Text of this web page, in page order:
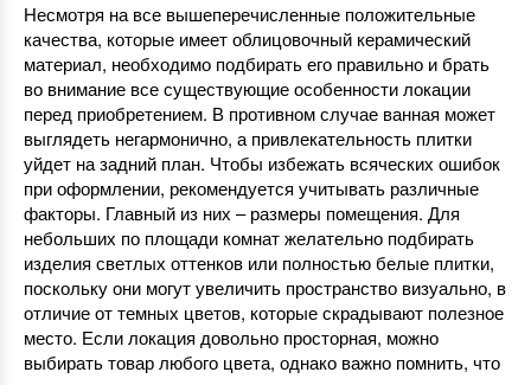
Несмотря на все вышеперечисленные положительные
качества, которые имеет облицовочный керамический
материал, необходимо подбирать его правильно и брать
во внимание все существующие особенности локации
перед приобретением. В противном случае ванная может
выглядеть негармонично, а привлекательность плитки
уйдет на задний план. Чтобы избежать всяческих ошибок
при оформлении, рекомендуется учитывать различные
факторы. Главный из них – размеры помещения. Для
небольших по площади комнат желательно подбирать
изделия светлых оттенков или полностью белые плитки,
поскольку они могут увеличить пространство визуально, в
отличие от темных цветов, которые скрадывают полезное
место. Если локация довольно просторная, можно
выбирать товар любого цвета, однако важно помнить, что